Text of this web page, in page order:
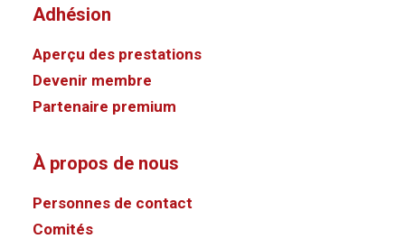
Adhésion
Aperçu des prestations
Devenir membre
Partenaire premium
À propos de nous
Personnes de contact
Comités